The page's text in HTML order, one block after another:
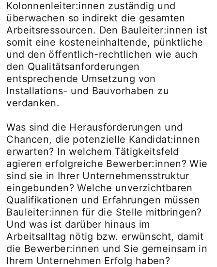
Kolonnenleiter:innen zuständig und
überwachen so indirekt die gesamten
Arbeitsressourcen. Den Bauleiter:innen ist
somit eine kosteneinhaltende, pünktliche
und den öffentlich-rechtlichen wie auch
den Qualitätsanforderungen
entsprechende Umsetzung von
Installations- und Bauvorhaben zu
verdanken.
Was sind die Herausforderungen und
Chancen, die potenzielle Kandidat:innen
erwarten? In welchem Tätigkeitsfeld
agieren erfolgreiche Bewerber:innen? Wie
sind sie in Ihrer Unternehmensstruktur
eingebunden? Welche unverzichtbaren
Qualifikationen und Erfahrungen müssen
Bauleiter:innen für die Stelle mitbringen?
Und was ist darüber hinaus im
Arbeitsalltag nötig bzw. erwünscht, damit
die Bewerber:innen und Sie gemeinsam in
Ihrem Unternehmen Erfolg haben?